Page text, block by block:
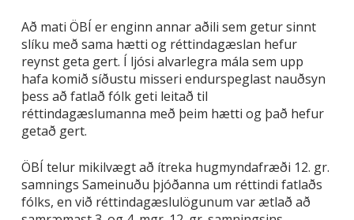
Að mati ÖBÍ er enginn annar aðili sem getur sinnt
slíku með sama hætti og réttindagæslan hefur
reynst geta gert. Í ljósi alvarlegra mála sem upp
hafa komið síðustu misseri endurspeglast nauðsyn
þess að fatlað fólk geti leitað til
réttindagæslumanna með þeim hætti og það hefur
getað gert.
ÖBÍ telur mikilvægt að ítreka hugmyndafræði 12. gr.
samnings Sameinuðu þjóðanna um réttindi fatlaðs
fólks, en við réttindagæslulögunum var ætlað að